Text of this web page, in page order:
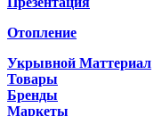
Отопление
Укрывной Маттериал
Товары
Бренды
Маркеты